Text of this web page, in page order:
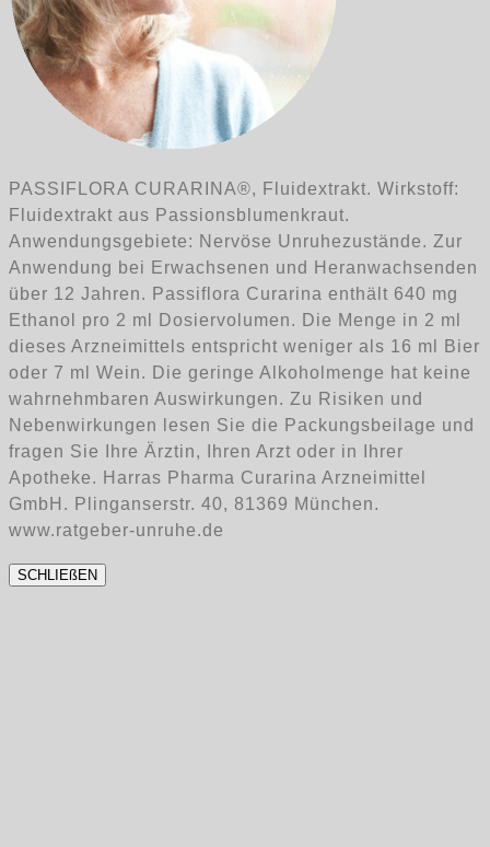
PASSIFLORA CURARINA®, Fluidextrakt. Wirkstoff:
Fluidextrakt aus Passionsblumenkraut.
Anwendungsgebiete: Nervöse Unruhezustände. Zur
Anwendung bei Erwachsenen und Heranwachsenden
über 12 Jahren. Passiflora Curarina enthält 640 mg
Ethanol pro 2 ml Dosiervolumen. Die Menge in 2 ml
dieses Arzneimittels entspricht weniger als 16 ml Bier
oder 7 ml Wein. Die geringe Alkoholmenge hat keine
wahrnehmbaren Auswirkungen. Zu Risiken und
Nebenwirkungen lesen Sie die Packungsbeilage und
fragen Sie Ihre Ärztin, Ihren Arzt oder in Ihrer
Apotheke. Harras Pharma Curarina Arzneimittel
GmbH. Plinganserstr. 40, 81369 München.
www.ratgeber-unruhe.de
SCHLIEßEN